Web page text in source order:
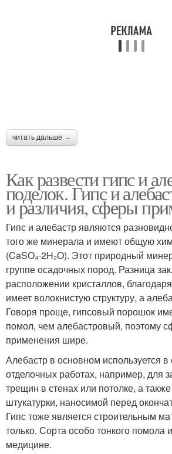
читать дальше →
Как развести гипс и
поделок. Гипс и
и различия, сферы
Гипс и алебастр являются
того же минерала и имеют общую
(CaSO₄·2H₂O). Этот природный
группе осадочных пород. Разница
расположении кристаллов,
имеет волокнистую структуру, а
Говоря проще, гипсовый порошок
помол, чем алебастровый, поэтому
применения шире.
Алебастр в основном используется в
отделочных работах, например, для
трещин в стенах или потолке, а
штукатурки, наносимой перед
Гипс тоже является строительным
только. Сорта особо тонкого помола
медицине.